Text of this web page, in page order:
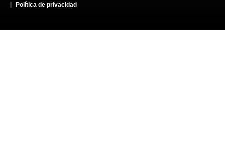
Política de privacidad